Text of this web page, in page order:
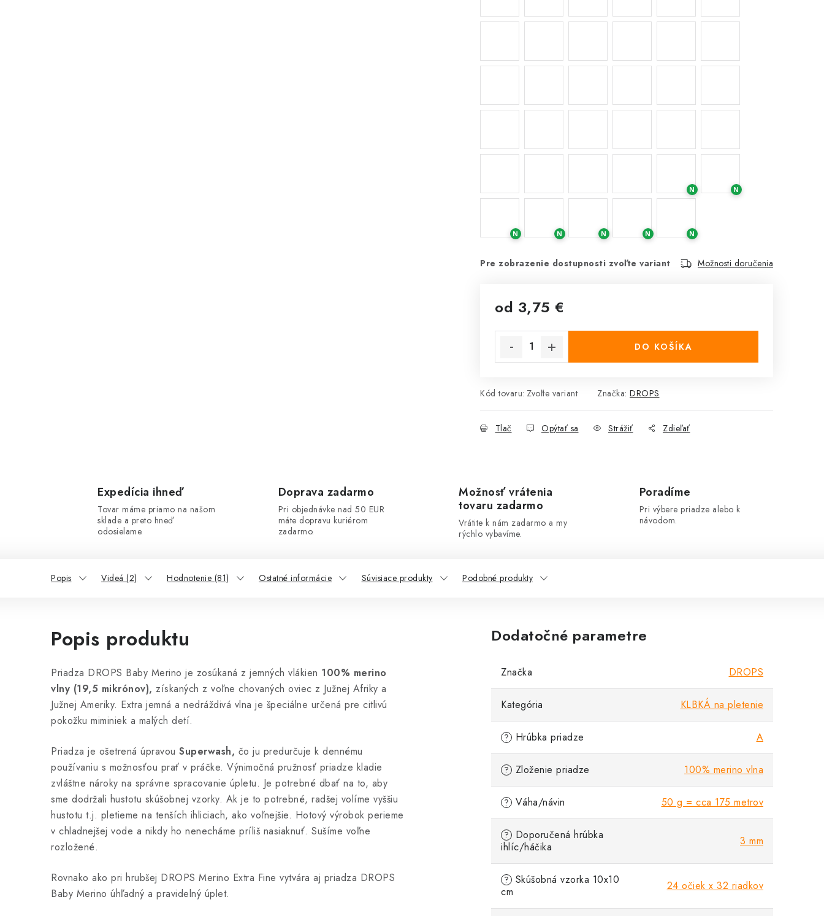
N N
N N N N N
Pre zobrazenie dostupnosti zvoľte variant Možnosti doručenia
od 3,75 €
DO KOŠÍKA
Kód tovaru: Zvoľte variant Značka: DROPS
Tlač Opýtať sa Strážiť Zdieľať
Expedícia ihneď
Tovar máme priamo na našom
sklade a preto hneď
odosielame.
Doprava zadarmo
Pri objednávke nad 50 EUR
máte dopravu kuriérom
zadarmo.
Možnosť vrátenia
tovaru zadarmo
Vrátite k nám zadarmo a my
rýchlo vybavíme.
Poradíme
Pri výbere priadze alebo k
návodom.
Popis Videá (2) Hodnotenie (81) Ostatné informácie Súvisiace produkty Podobné produkty
Popis produktu
Priadza DROPS Baby Merino je zosúkaná z jemných vlákien 100% merino
vlny (19,5 mikrónov), získaných z voľne chovaných oviec z Južnej Afriky a
Južnej Ameriky. Extra jemná a nedráždivá vlna je špeciálne určená pre citlivú
pokožku miminiek a malých detí.
Priadza je ošetrená úpravou Superwash, čo ju predurčuje k dennému
používaniu s možnosťou prať v práčke. Výnimočná pružnosť priadze kladie
zvláštne nároky na správne spracovanie úpletu. Je potrebné dbať na to, aby
sme dodržali hustotu skúšobnej vzorky. Ak je to potrebné, radšej volíme vyššiu
hustotu t.j. pletieme na tenších ihliciach, ako voľnejšie. Hotový výrobok perieme
v chladnejšej vode a nikdy ho nenecháme príliš nasiaknuť. Sušíme voľne
rozložené.
Rovnako ako pri hrubšej DROPS Merino Extra Fine vytvára aj priadza DROPS
Baby Merino úhľadný a pravidelný úplet.
Dodatočné parametre
Značka DROPS
Kategória KLBKÁ na pletenie
? Hrúbka priadze A
? Zloženie priadze 100% merino vlna
? Váha/návin 50 g = cca 175 metrov
? Doporučená hrúbka
ihlíc/háčika
3 mm
? Skúšobná vzorka 10x10
cm
24 očiek x 32 riadkov